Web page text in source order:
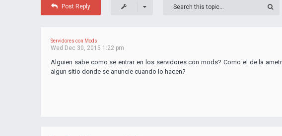
Post Reply
Servidores con Mods
Wed Dec 30, 2015 1:22 pm
Alguien sabe como se entrar en los servidores con mods? Como el de la
algun sitio donde se anuncie cuando lo hacen?